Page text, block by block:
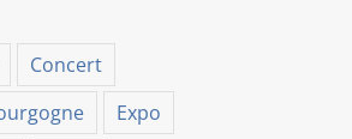
Concert
Expo